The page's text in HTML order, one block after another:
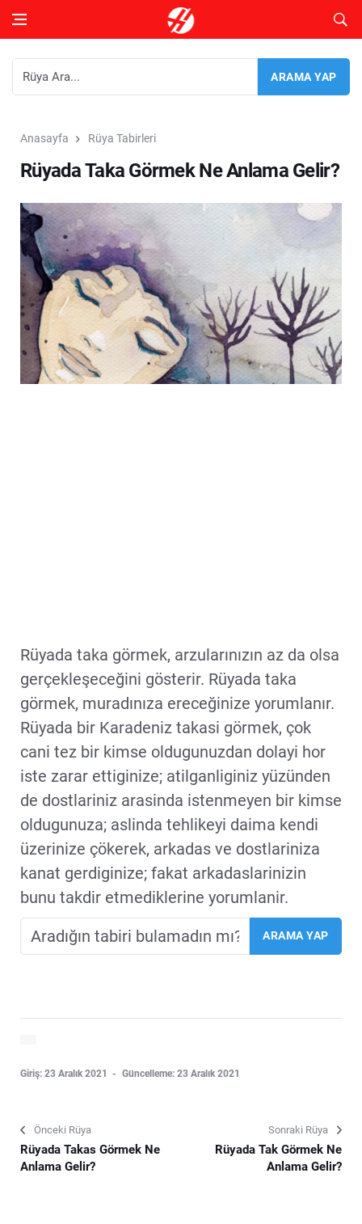
Anasayfa Rüya Tabirleri
Rüyada Taka Görmek Ne Anlama Gelir?
Rüyada taka görmek, arzularınızın az da olsa
gerçekleşeceğini gösterir. Rüyada taka
görmek, muradınıza ereceğinize yorumlanır.
Rüyada bir Karadeniz takasi görmek, çok
cani tez bir kimse oldugunuzdan dolayi hor
iste zarar ettiginize; atilganliginiz yüzünden
de dostlariniz arasinda istenmeyen bir kimse
oldugunuza; aslinda tehlikeyi daima kendi
üzerinize çökerek, arkadas ve dostlariniza
kanat gerdiginize; fakat arkadaslarinizin
bunu takdir etmediklerine yorumlanir.
Giriş: 23 Aralık 2021 Güncelleme: 23 Aralık 2021
Önceki Rüya
Rüyada Takas Görmek Ne
Anlama Gelir?
Sonraki Rüya
Rüyada Tak Görmek Ne
Anlama Gelir?